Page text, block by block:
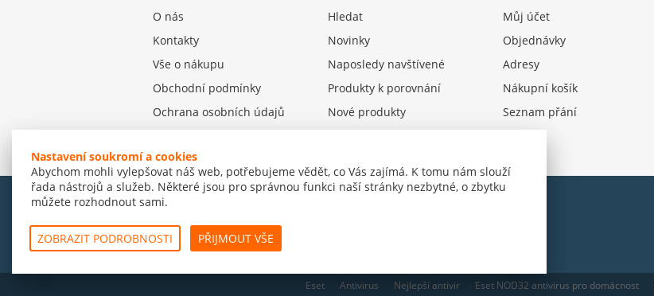
Nastavení soukromí a cookies
Abychom mohli vylepšovat náš web, potřebujeme vědět, co Vás zajímá. K tomu nám slouží
řada nástrojů a služeb. Některé jsou pro správnou funkci naší stránky nezbytné, o zbytku
můžete rozhodnout sami.
ZOBRAZIT PODROBNOSTI PŘIJMOUT VŠE
O nás
Kontakty
Vše o nákupu
Obchodní podmínky
Ochrana osobních údajů
Hledat
Novinky
Naposledy navštívené
Produkty k porovnání
Nové produkty
Můj účet
Objednávky
Adresy
Nákupní košík
Seznam přání
Powered bynopCommerce
Eset Antivirus Nejlepší antivir Eset NOD32 antivirus pro domácnost